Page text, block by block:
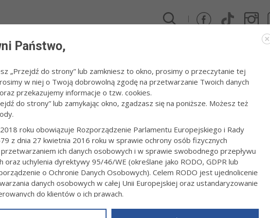
do zapoznania się z opisem usług na portalu gov.pl
szkolna(usługa online)
„Wyprawka szkolna”
Państwo,
„Przejdź do strony” lub zamkniesz to okno, prosimy o przeczytanie tej
w niej o Twoją dobrowolną zgodę na przetwarzanie Twoich danych
przekazujemy informacje o tzw. cookies.
do strony” lub zamykając okno, zgadzasz się na poniższe. Możesz też
roku obowiązuje Rozporządzenie Parlamentu Europejskiego i Rady
z dnia 27 kwietnia 2016 roku w sprawie ochrony osób fizycznych
ich danych osobowych i w sprawie swobodnego przepływu
oraz uchylenia dyrektywy 95/46/WE (określane jako RODO, GDPR lub
o Ochronie Danych Osobowych). Celem RODO jest ujednolicenie
danych osobowych w całej Unii Europejskiej oraz ustandaryzowanie
do klientów o ich prawach.
powyższym, w zakładceRODOna stroniehttps://www.tarnow.pl/Wiecej-